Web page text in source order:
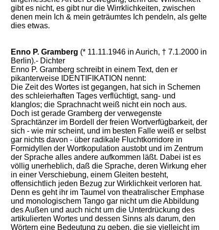
gibt es nicht, es gibt nur die Wirrklichkeiten, zwischen
denen mein Ich & mein geträumtes Ich pendeln, als gelte
dies etwas.
Enno P. Gramberg (* 11.11.1946 in Aurich, † 7.1.2000 in
Berlin).- Dichter
Enno P. Gramberg schreibt in einem Text, den er
pikanterweise IDENTIFIKATION nennt:
Die Zeit des Wortes ist gegangen, hat sich in Schemen
des schleierhaften Tages verflüchtigt, sang- und
klanglos; die Sprachnacht weiß nicht ein noch aus.
Doch ist gerade Gramberg der verwegenste
Sprachtänzer im Bordell der freien Wortverfügbarkeit, der
sich - wie mir scheint, und im besten Falle weiß er selbst
gar nichts davon - über radikale Fluchtkorridore in
Formidyllen der Wortkopulation austobt und im Zentrum
der Sprache alles andere aufkommen läßt. Dabei ist es
völlig unerheblich, daß die Sprache, deren Wirkung eher
in einer Verschiebung, einem Gleiten besteht,
offensichtlich jeden Bezug zur Wirklichkeit verloren hat.
Denn es geht ihr im Taumel von theatralischer Emphase
und monologischem Tango gar nicht um die Abbildung
des Außen und auch nicht um die Unterdrückung des
artikulierten Wortes und dessen Sinns als darum, den
Wörtern eine Bedeutung zu geben, die sie vielleicht im